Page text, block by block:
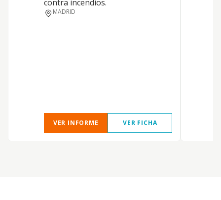
contra incendios.
MADRID
VER INFORME VER FICHA